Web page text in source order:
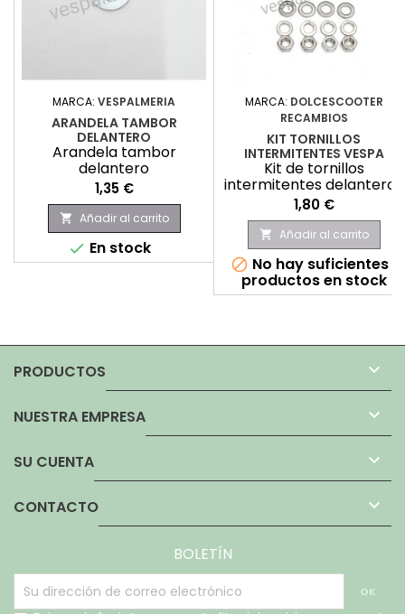
MARCA: VESPALMERIA
ARANDELA TAMBOR
DELANTERO
Arandela tambor
delantero
Precio
1,35 €
 Añadir al carrito
 En stock
MARCA: DOLCESCOOTER
RECAMBIOS
KIT TORNILLOS
INTERMITENTES VESPA
Kit de tornillos
intermitentes delanteros
vespa
Precio
1,80 €
 Añadir al carrito
 No hay suficientes
productos en stock
PRODUCTOS 
NUESTRA EMPRESA 
SU CUENTA 
CONTACTO 
BOLETÍN